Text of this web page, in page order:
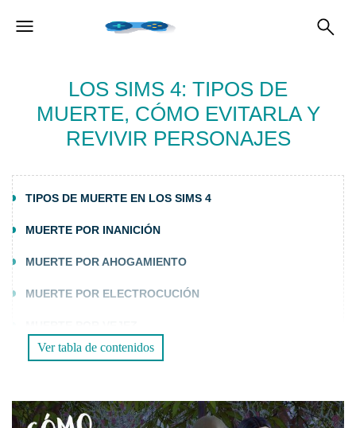
LOS SIMS 4: TIPOS DE
MUERTE, CÓMO EVITARLA Y
REVIVIR PERSONAJES
TIPOS DE MUERTE EN LOS SIMS 4
MUERTE POR INANICIÓN
MUERTE POR AHOGAMIENTO
MUERTE POR ELECTROCUCIÓN
CÓMO EVITAR LA MUERTE EN LOS SIMS 4
APRENDE A NADAR
Ver tabla de contenidos